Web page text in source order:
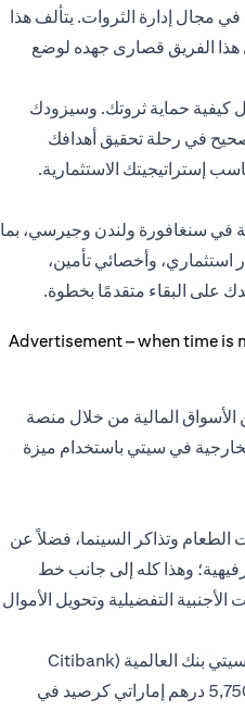
مجال إدارة الثروات. يتألف هذا
هذا الفريق قصارى جهده لوضع
كيفية حماية ثروتك. وسيزودك
في رحلة تحقيق أهدافك
إستراتيجيتك الاستثمارية.
في سنغافورة ولندن وجيرسي، بما
وأخصائي تأمين،
على البقاء متقدمًا بخطوة.
المالية من خلال منصة
في سيتي باستخدام ميزة
وتذاكر السينما، فضلاً عن
وهذا كله إلى جانب خط
التفضيلية وتحويل الأموال
يتيح البرنامج خيار التبديل بين ثماني عملات أجنبية والتوفير في رسوم تحويل العملات مع محفظة سيتي بنك العالمية (Citibank
Global Wallet). إذا لم تكن كل هذه المزايا كافيًا لإقناعك، فماذا عن تلقي هدية ترحيبية تصل إلى 5,750 درهم إماراتي كرصيد في